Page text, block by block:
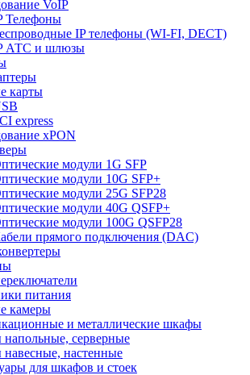
VoIP
Телефоны
IP телефоны (WI-FI, DECT)
АТС и шлюзы
карты
express
xPON
модули 1G SFP
модули 10G SFP+
модули 25G SFP28
модули 40G QSFP+
модули 100G QSFP28
прямого подключения (DAC)
питания
камеры
и металлические шкафы
серверные
настенные
для шкафов и стоек